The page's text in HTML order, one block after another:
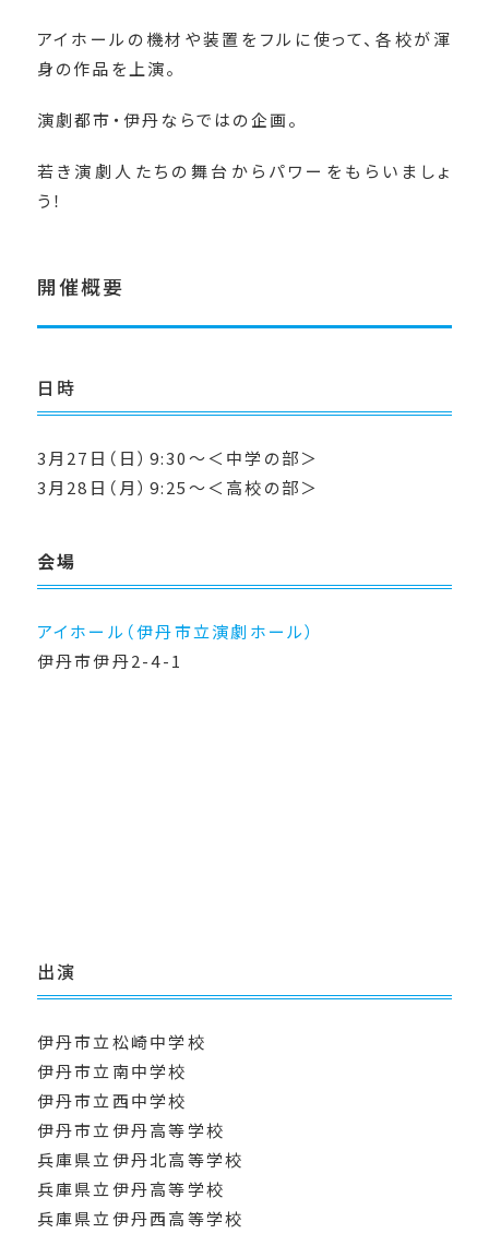
アイホールの機材や装置をフルに使って、各校が渾
身の作品を上演。
演劇都市・伊丹ならではの企画。
若き演劇人たちの舞台からパワーをもらいましょ
う！
開催概要
日時
3月27日（日）9:30～＜中学の部＞
3月28日（月）9:25～＜高校の部＞
会場
アイホール（伊丹市立演劇ホール）
伊丹市伊丹2-4-1
出演
伊丹市立松崎中学校
伊丹市立南中学校
伊丹市立西中学校
伊丹市立伊丹高等学校
兵庫県立伊丹北高等学校
兵庫県立伊丹高等学校
兵庫県立伊丹西高等学校